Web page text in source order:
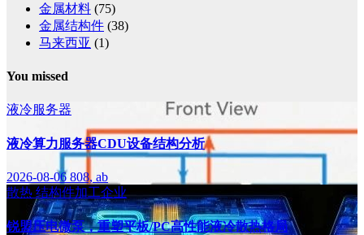
金属材料 (75)
金属结构件 (38)
马来西亚 (1)
You missed
液冷服务器
液冷算力服务器CDU设备结构分析
2026-08-06808, ab
散热 结构件加工企业
锐盟压电微泵，重塑平板/PC高性能液冷散热格局